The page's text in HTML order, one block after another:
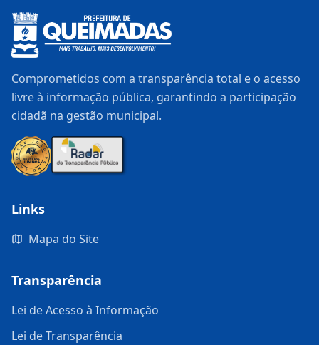
Comprometidos com a transparência total e o acesso
livre à informação pública, garantindo a participação
cidadã na gestão municipal.
Links
Mapa do Site
Transparência
Lei de Acesso à Informação
Lei de Transparência